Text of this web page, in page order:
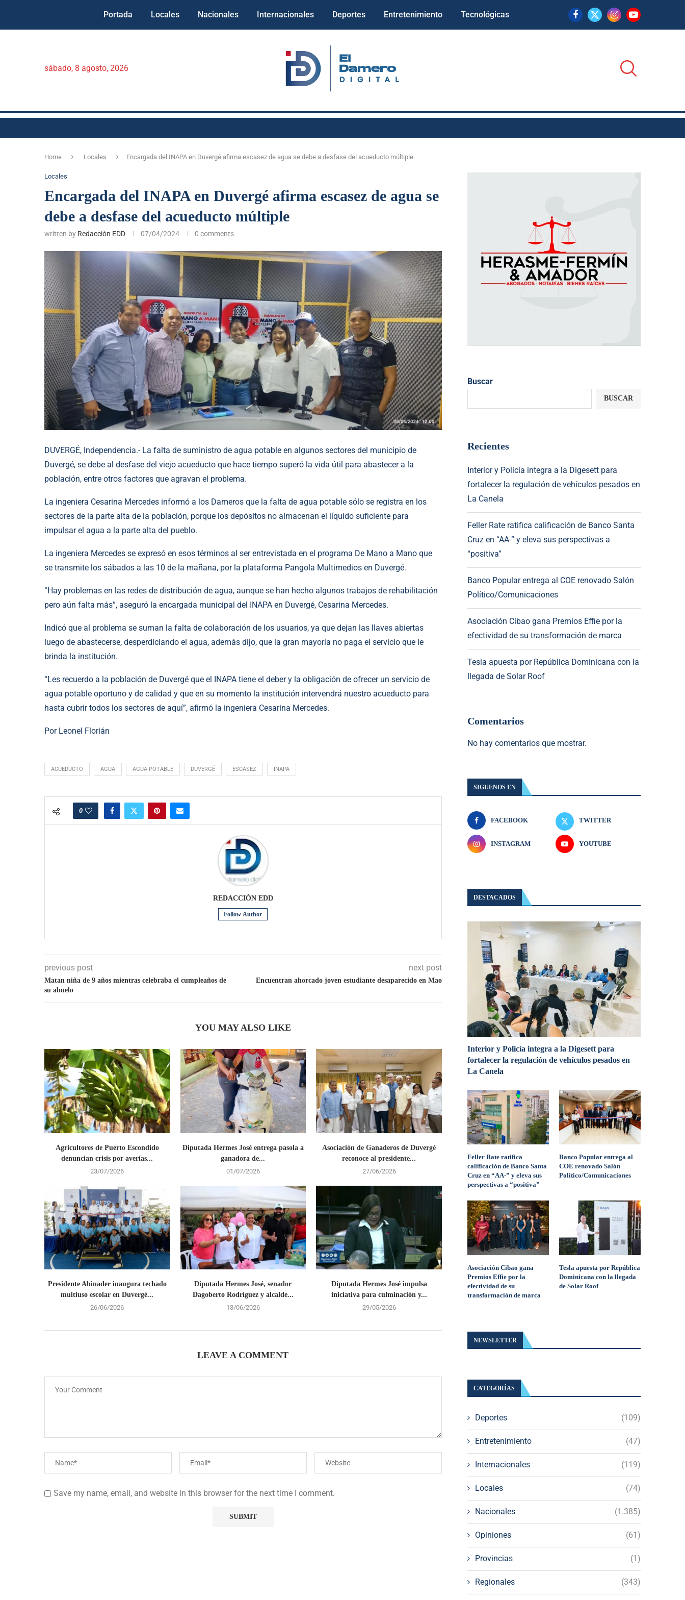
Portada Locales Nacionales Internacionales Deportes Entretenimiento Tecnológicas
sábado, 8 agosto, 2026
Home Locales Encargada del INAPA en Duvergé afirma escasez de agua se debe a desfase del acueducto múltiple
Locales
Encargada del INAPA en Duvergé afirma escasez de agua se
debe a desfase del acueducto múltiple
written by Redacciòn EDD 07/04/2024 0 comments
DUVERGÉ, Independencia.- La falta de suministro de agua potable en algunos sectores del municipio de
Duvergé, se debe al desfase del viejo acueducto que hace tiempo superó la vida útil para abastecer a la
población, entre otros factores que agravan el problema.
La ingeniera Cesarina Mercedes informó a los Dameros que la falta de agua potable sólo se registra en los
sectores de la parte alta de la población, porque los depósitos no almacenan el líquido suficiente para
impulsar el agua a la parte alta del pueblo.
La ingeniera Mercedes se expresó en esos términos al ser entrevistada en el programa De Mano a Mano que
se transmite los sábados a las 10 de la mañana, por la plataforma Pangola Multimedios en Duvergé.
“Hay problemas en las redes de distribución de agua, aunque se han hecho algunos trabajos de rehabilitación
pero aún falta más”, aseguró la encargada municipal del INAPA en Duvergé, Cesarina Mercedes.
Indicó que al problema se suman la falta de colaboración de los usuarios, ya que dejan las llaves abiertas
luego de abastecerse, desperdiciando el agua, además dijo, que la gran mayoría no paga el servicio que le
brinda la institución.
“Les recuerdo a la población de Duvergé que el INAPA tiene el deber y la obligación de ofrecer un servicio de
agua potable oportuno y de calidad y que en su momento la institución intervendrá nuestro acueducto para
hasta cubrir todos los sectores de aquí”, afirmó la ingeniera Cesarina Mercedes.
Por Leonel Florián
ACUEDUCTO AGUA AGUA POTABLE DUVERGÉ ESCASEZ INAPA
0
REDACCIÒN EDD
Follow Author
previous post
Matan niña de 9 años mientras celebraba el cumpleaños de
su abuelo
next post
Encuentran ahorcado joven estudiante desaparecido en Mao
YOU MAY ALSO LIKE
Agricultores de Puerto Escondido
denuncian crisis por averías...
23/07/2026
Diputada Hermes José entrega pasola a
ganadora de...
01/07/2026
Asociación de Ganaderos de Duvergé
reconoce al presidente...
27/06/2026
Presidente Abinader inaugura techado
multiuso escolar en Duvergé...
26/06/2026
Diputada Hermes José, senador
Dagoberto Rodríguez y alcalde...
13/06/2026
Diputada Hermes José impulsa
iniciativa para culminación y...
29/05/2026
LEAVE A COMMENT
Save my name, email, and website in this browser for the next time I comment.
Buscar
BUSCAR
Recientes
Interior y Policía integra a la Digesett para
fortalecer la regulación de vehículos pesados en
La Canela
Feller Rate ratifica calificación de Banco Santa
Cruz en “AA-” y eleva sus perspectivas a
“positiva”
Banco Popular entrega al COE renovado Salón
Político/Comunicaciones
Asociación Cibao gana Premios Effie por la
efectividad de su transformación de marca
Tesla apuesta por República Dominicana con la
llegada de Solar Roof
Comentarios
No hay comentarios que mostrar.
SIGUENOS EN
FACEBOOK TWITTER
INSTAGRAM YOUTUBE
DESTACADOS
Interior y Policía integra a la Digesett para
fortalecer la regulación de vehículos pesados en
La Canela
Feller Rate ratifica
calificación de Banco Santa
Cruz en “AA-” y eleva sus
perspectivas a “positiva”
Banco Popular entrega al
COE renovado Salón
Político/Comunicaciones
Asociación Cibao gana
Premios Effie por la
efectividad de su
transformación de marca
Tesla apuesta por República
Dominicana con la llegada
de Solar Roof
NEWSLETTER
CATEGORÍAS
Deportes (109)
Entretenimiento (47)
Internacionales (119)
Locales (74)
Nacionales (1.385)
Opiniones (61)
Provincias (1)
Regionales (343)